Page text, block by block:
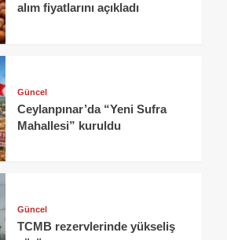
alım fiyatlarını açıkladı
Güncel
Ceylanpınar’da “Yeni Sufra
Mahallesi” kuruldu
Güncel
TCMB rezervlerinde yükseliş